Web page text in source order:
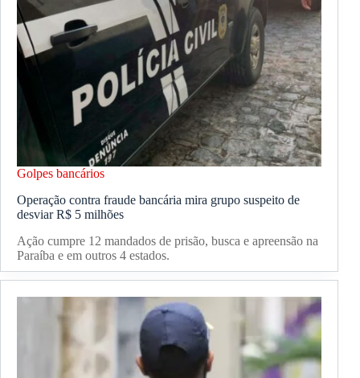
Golpes bancários
Operação contra fraude bancária mira grupo suspeito de
desviar R$ 5 milhões
Ação cumpre 12 mandados de prisão, busca e apreensão na
Paraíba e em outros 4 estados.